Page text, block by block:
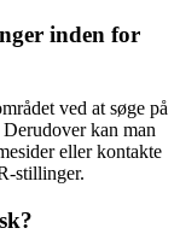
inden for
ved at søge på
kan man
eller kontakte
stillinger.